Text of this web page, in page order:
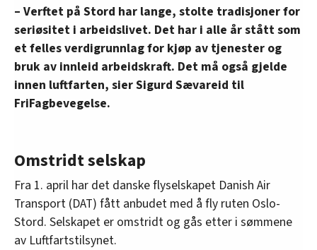
– Verftet på Stord har lange, stolte tradisjoner for
seriøsitet i arbeidslivet. Det har i alle år stått som
et felles verdigrunnlag for kjøp av tjenester og
bruk av innleid arbeidskraft. Det må også gjelde
innen luftfarten, sier Sigurd Sævareid til
FriFagbevegelse.
Omstridt selskap
Fra 1. april har det danske flyselskapet Danish Air
Transport (DAT) fått anbudet med å fly ruten Oslo-
Stord. Selskapet er omstridt og gås etter i sømmene
av Luftfartstilsynet.